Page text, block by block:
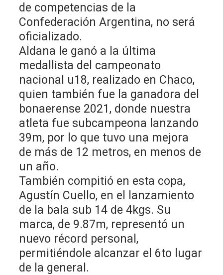
de competencias de la
Confederación Argentina, no será
oficializado.
Aldana le ganó a la última
medallista del campeonato
nacional u18, realizado en Chaco,
quien también fue la ganadora del
bonaerense 2021, donde nuestra
atleta fue subcampeona lanzando
39m, por lo que tuvo una mejora
de más de 12 metros, en menos de
un año.
También compitió en esta copa,
Agustín Cuello, en el lanzamiento
de la bala sub 14 de 4kgs. Su
marca, de 9.87m, representó un
nuevo récord personal,
permitiéndole alcanzar el 6to lugar
de la general.